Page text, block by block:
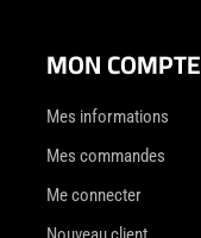
MON COMPTE
Mes informations
Mes commandes
Me connecter